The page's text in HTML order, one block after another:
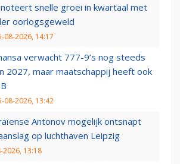
noteert snelle groei in kwartaal met
oorlogsgeweld
08-2026, 14:17
verwacht 777-9’s nog steeds
2027, maar maatschappij heeft ook
08-2026, 13:42
Antonov mogelijk ontsnapt
op luchthaven Leipzig
2026, 13:18